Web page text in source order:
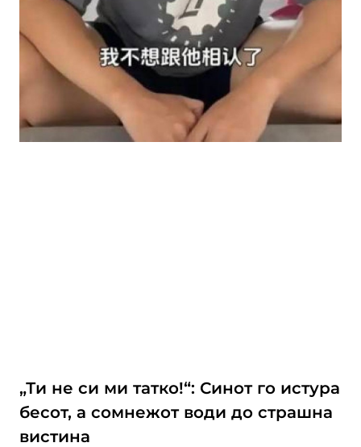
„Ти не си ми татко!“: Синот го истура
бесот, а сомнежот води до страшна
вистина